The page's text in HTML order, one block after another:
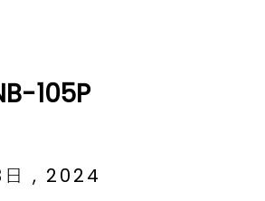
105P
日 , 2024